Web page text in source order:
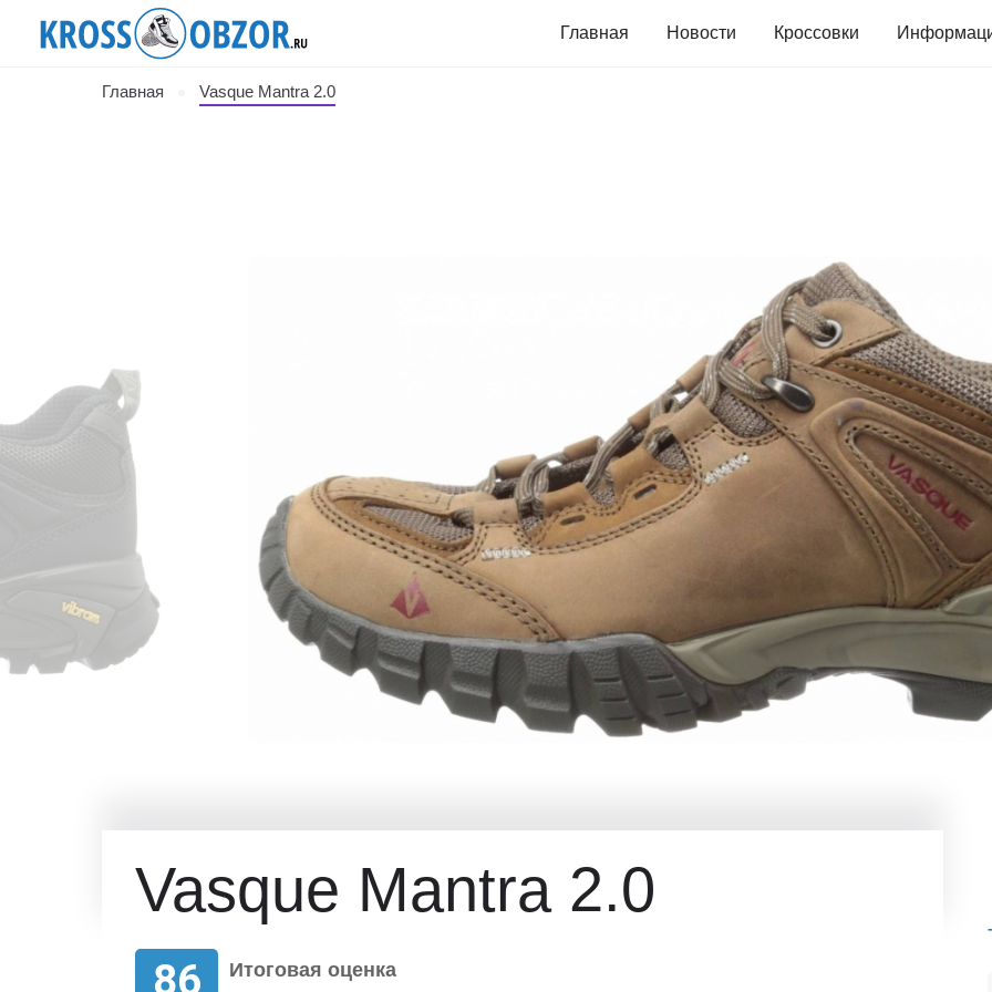
Главная Новости Кроссовки
Главная Vasque Mantra 2.0
Vasque Mantra 2.0
86
Итоговая оценка